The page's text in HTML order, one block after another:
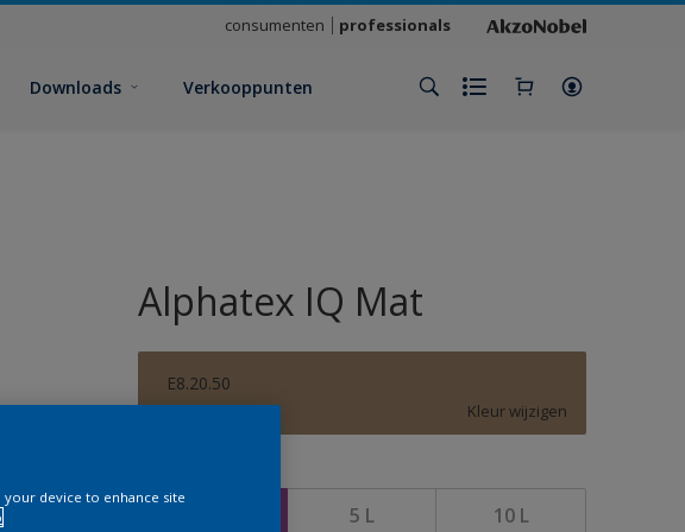
consumenten professionals
Downloads Verkooppunten
Alphatex IQ Mat
E8.20.50
Kleur wijzigen
5 L 10 L
your device to enhance site